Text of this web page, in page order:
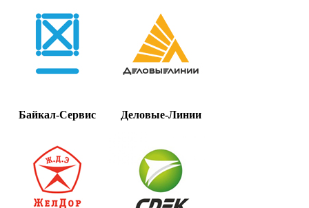
Байкал-Сервис Деловые-Линии